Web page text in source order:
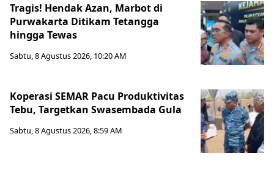
Tragis! Hendak Azan, Marbot di
Purwakarta Ditikam Tetangga
hingga Tewas
Sabtu, 8 Agustus 2026, 10:20 AM
Koperasi SEMAR Pacu Produktivitas
Tebu, Targetkan Swasembada Gula
Sabtu, 8 Agustus 2026, 8:59 AM